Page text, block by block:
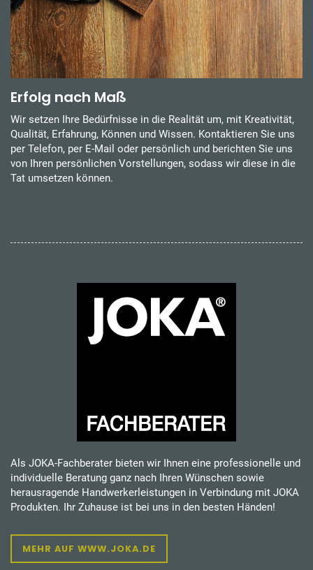
Erfolg nach Maß
Wir setzen Ihre Bedürfnisse in die Realität um, mit Kreativität,
Qualität, Erfahrung, Können und Wissen. Kontaktieren Sie uns
per Telefon, per E-Mail oder persönlich und berichten Sie uns
von Ihren persönlichen Vorstellungen, sodass wir diese in die
Tat umsetzen können.
Als JOKA-Fachberater bieten wir Ihnen eine professionelle und
individuelle Beratung ganz nach Ihren Wünschen sowie
herausragende Handwerkerleistungen in Verbindung mit JOKA
Produkten. Ihr Zuhause ist bei uns in den besten Händen!
MEHR AUF WWW.JOKA.DE